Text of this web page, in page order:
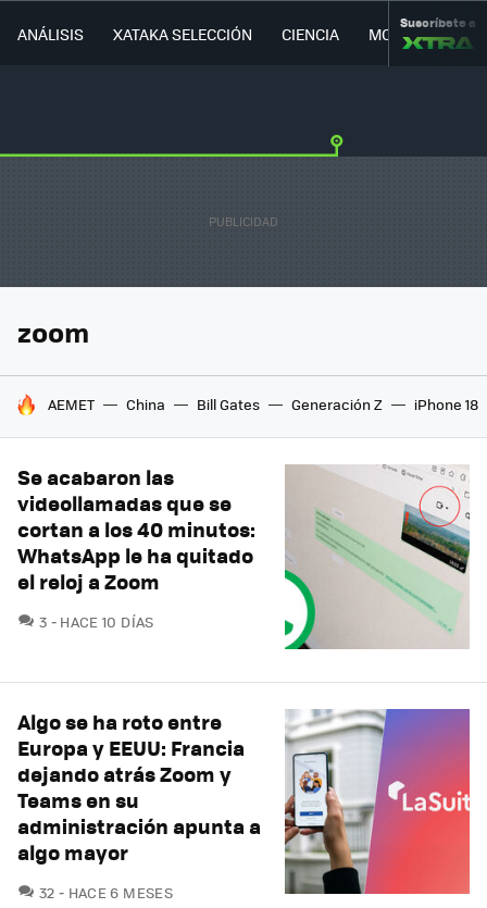
ANÁLISIS XATAKA SELECCIÓN CIENCIA MOVILIDAD
Suscríbete a
zoom
HOY SE HABLA DE
AEMET China Bill Gates Generación Z iPhone 18
Se acabaron las
videollamadas que se
cortan a los 40 minutos:
WhatsApp le ha quitado
el reloj a Zoom
3 COMENTARIOS
HACE 10 DÍAS
Algo se ha roto entre
Europa y EEUU: Francia
dejando atrás Zoom y
Teams en su
administración apunta a
algo mayor
32 COMENTARIOS
HACE 6 MESES